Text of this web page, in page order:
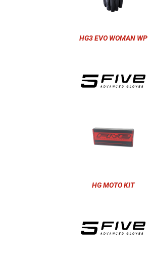
HG3 EVO WOMAN WP
HG MOTO KIT